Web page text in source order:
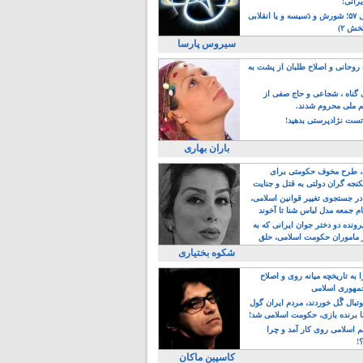
رویداد سال ۵۷؛ شورش و دَسیسه و یا انقلابی
۲)
سیروس پارسا
و اصلاح طلبان از پشت به
گناه ، شجاعی و حاج صفی از
ملی محروم شدند.
نژادپرستی بدهید!
باران بهاری
مخوف حکومتی برای
گران دولتی به قتل و جنایت
جستجوی تغییر قوانین اسلامی،
جمعه مدل لباس شنا تا آخوند
دو دختر جوان ایرانی که به
ماموران حکومت اسلامی، حلق
شکوه بختیاری
به تاریخچه میانه روی و اصلاح
اسلامی
گًل خوردند، مردم ایران گول
برنده بازی، حکومت اسلامی شد!
اسلامی روی کار آمد و چرا
کاسپین ماکان